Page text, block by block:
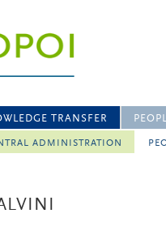
TRANSFER
ADMINISTRATION